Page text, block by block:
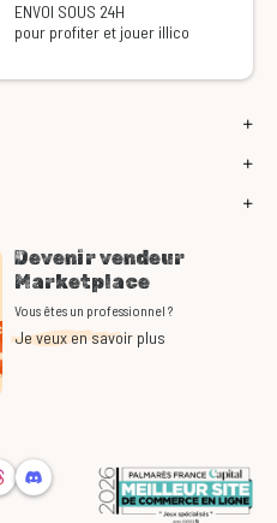
ENVOI SOUS 24H
pour profiter et jouer illico
Devenir vendeur
Marketplace
Vous êtes un professionnel ?
Je veux en savoir plus
Discord